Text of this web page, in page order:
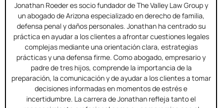
Jonathan Roeder es socio fundador de The Valley Law Group y
un abogado de Arizona especializado en derecho de familia,
defensa penal y daños personales. Jonathan ha centrado su
práctica en ayudar a los clientes a afrontar cuestiones legales
complejas mediante una orientación clara, estrategias
prácticas y una defensa firme. Como abogado, empresario y
padre de tres hijos, comprende la importancia de la
preparación, la comunicación y de ayudar a los clientes a tomar
decisiones informadas en momentos de estrés e
incertidumbre. La carrera de Jonathan refleja tanto el